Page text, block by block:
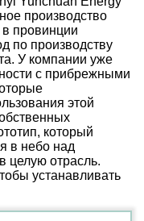
производство
провинции
по производству
У компании уже
с прибрежными
этой
который
в небо над
целую отрасль.
устанавливать